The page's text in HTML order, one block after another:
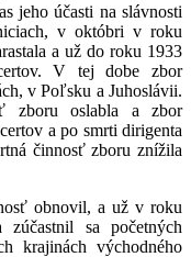
jeho účasti na slávnosti
v októbri v roku
a už do roku 1933
V tej dobe zbor
v Poľsku a Juhoslávii.
zboru oslabla a zbor
a po smrti dirigenta
činnosť zboru znížila
obnovil, a už v roku
sa početných
krajinách východného